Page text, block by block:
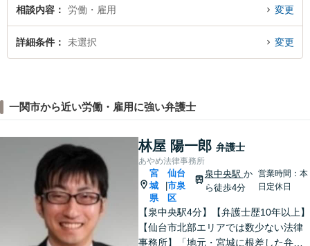
相談内容 労働・雇用 変更
詳細条件 未選択 変更
一関市から近い労働・雇用に強い弁護士
林屋 陽一郎 弁護士
あやめ法律事務所
宮
城
県
仙台
市泉
区
泉中央駅 か
ら徒歩4分
営業時間：本
日定休日
【泉中央駅4分】【弁護士歴10年以上】
【仙台市北部エリアでは数少ない法律
事務所】「地元・宮城に根差した弁護